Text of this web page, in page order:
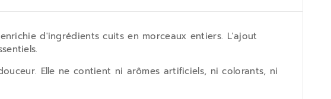
d'ingrédients cuits en morceaux entiers. L'ajout
Elle ne contient ni arômes artificiels, ni colorants, ni